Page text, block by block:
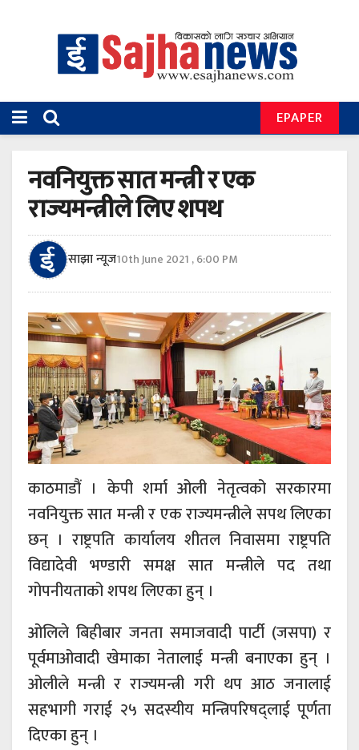
EPAPER
नवनियुक्त सात मन्त्री र एक
राज्यमन्त्रीले लिए शपथ
साझा न्यूज10th June 2021 , 6:00 PM
काठमाडौं । केपी शर्मा ओली नेतृत्वको सरकारमा
नवनियुक्त सात मन्त्री र एक राज्यमन्त्रीले सपथ लिएका
छन् । राष्ट्रपति कार्यालय शीतल निवासमा राष्ट्रपति
विद्यादेवी भण्डारी समक्ष सात मन्त्रीले पद तथा
गोपनीयताको शपथ लिएका हुन् ।
ओलिले बिहीबार जनता समाजवादी पार्टी (जसपा) र
पूर्वमाओवादी खेमाका नेतालाई मन्त्री बनाएका हुन् ।
ओलीले मन्त्री र राज्यमन्त्री गरी थप आठ जनालाई
सहभागी गराई २५ सदस्यीय मन्त्रिपरिषद्लाई पूर्णता
दिएका हुन् ।